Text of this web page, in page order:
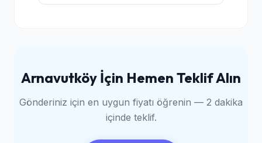
Arnavutköy İçin Hemen Teklif Alın
Gönderiniz için en uygun fiyatı öğrenin — 2 dakika
içinde teklif.